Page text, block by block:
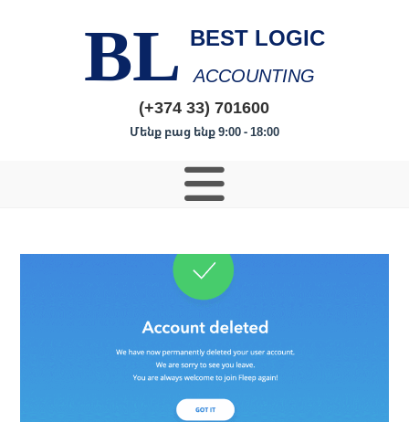
BL BEST LOGIC
ACCOUNTING
(+374 33) 701600
Մենք բաց ենք 9:00 - 18:00